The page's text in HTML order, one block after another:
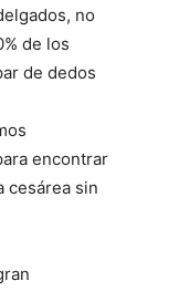
no
de los
de dedos
encontrar
cesárea sin